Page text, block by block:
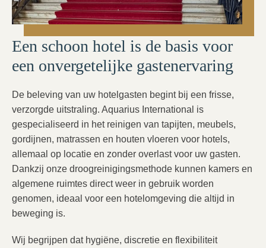
Een schoon hotel is de basis voor
een onvergetelijke gastenervaring
De beleving van uw hotelgasten begint bij een frisse,
verzorgde uitstraling. Aquarius International is
gespecialiseerd in het reinigen van tapijten, meubels,
gordijnen, matrassen en houten vloeren voor hotels,
allemaal op locatie en zonder overlast voor uw gasten.
Dankzij onze droogreinigingsmethode kunnen kamers en
algemene ruimtes direct weer in gebruik worden
genomen, ideaal voor een hotelomgeving die altijd in
beweging is.
Wij begrijpen dat hygiëne, discretie en flexibiliteit